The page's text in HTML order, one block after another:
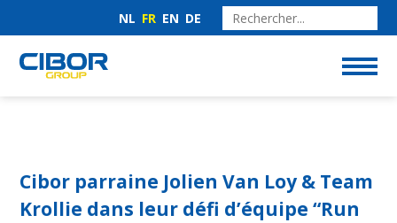
NL FR EN DE
Cibor parraine Jolien Van Loy & Team
Krollie dans leur défi d’équipe “Run